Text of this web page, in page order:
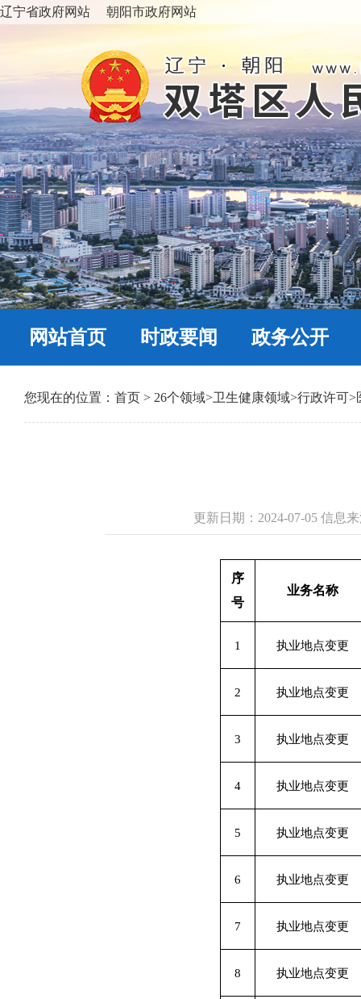
辽宁省政府网站 朝阳市政府网站
网站首页 时政要闻 政务公开
您现在的位置： 首页 > 26个领域>卫生健康领域>行政许可>
更新日期：2024-07-05 信息
序
号
业务名称
1 执业地点变更
2 执业地点变更
3 执业地点变更
4 执业地点变更
5 执业地点变更
6 执业地点变更
7 执业地点变更
8 执业地点变更